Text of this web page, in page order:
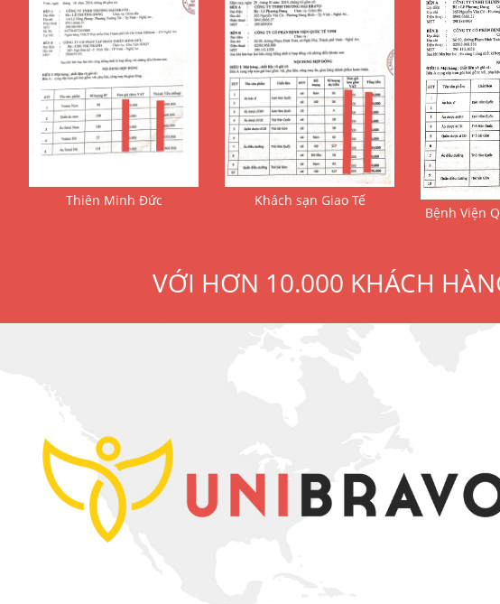
Thiên Minh Đức Khách sạn Giao Tế
Bệnh Viện
VỚI HƠN 10.000 KHÁCH